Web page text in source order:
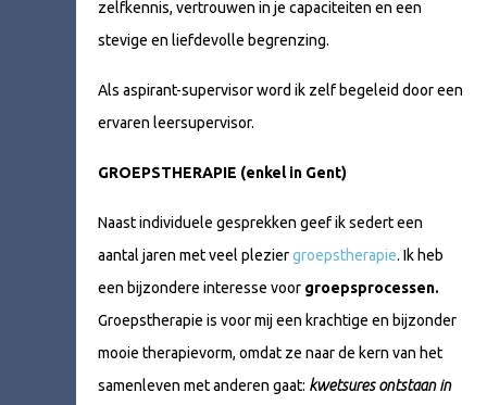
zelfkennis, vertrouwen in je capaciteiten en een
stevige en liefdevolle begrenzing.
Als aspirant-supervisor word ik zelf begeleid door een
ervaren leersupervisor.
GROEPSTHERAPIE (enkel in Gent)
Naast individuele gesprekken geef ik sedert een
aantal jaren met veel pleziergroepstherapie. Ik heb
een bijzondere interesse voor groepsprocessen.
Groepstherapie is voor mij een krachtige en bijzonder
mooie therapievorm, omdat ze naar de kern van het
samenleven met anderen gaat: kwetsures ontstaan in